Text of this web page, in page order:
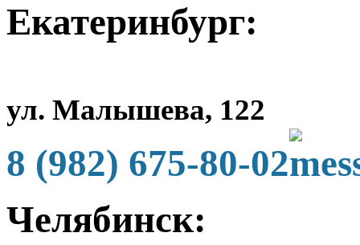
Екатеринбург:
ул. Малышева, 122
8 (982) 675-80-02
Челябинск: